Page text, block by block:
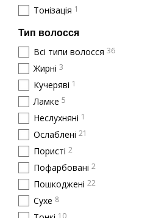
Тонізація 1
Тип волосся
Всі типи волосся 36
Жирні 3
Кучеряві 1
Ламке 5
Неслухняні 1
Ослаблені 21
Пористі 2
Пофарбовані 2
Пошкоджені 22
Сухе 8
10